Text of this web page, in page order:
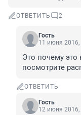
ОТВЕТИТЬ 2
Гость
11 июня 2016,
Это почему это
посмотрите
ОТВЕТИТЬ
Гость
12 июня 2016,